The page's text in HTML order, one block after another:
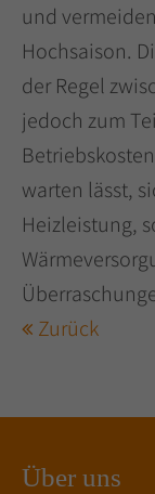
und
Hochsaison.
der Regel
jedoch zum
warten lässt,
Heizleistung,
Zurück
Über uns